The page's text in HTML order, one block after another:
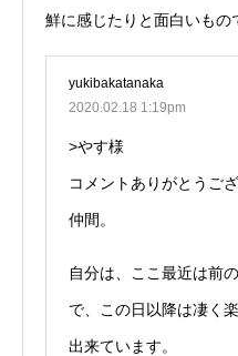
鮮に感じたりと面白いもの
yukibakatanaka
2020.02.18 1:19pm
>やす様
コメントありがとうご
仲間。
自分は、ここ最近は前
で、この日以降は凄く
出来ています。